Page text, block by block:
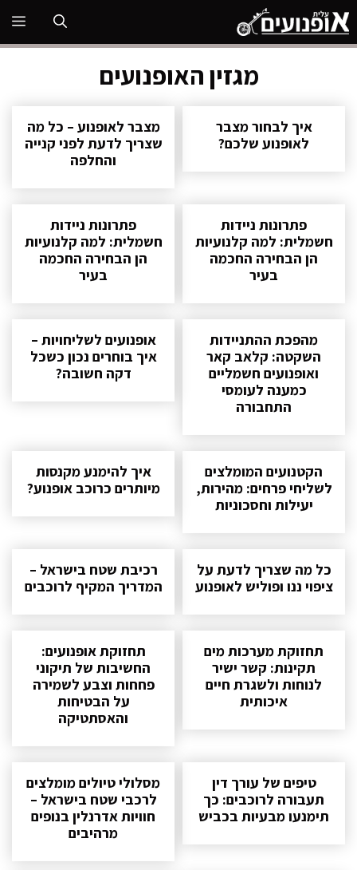
לדלג
לתוכן
מגזין האופנועים
איך לבחור מצבר
לאופנוע שלכם?
מצבר לאופנוע – כל מה
שצריך לדעת לפני קנייה
והחלפה
פתרונות ניידות
חשמלית: למה קלנועיות
הן הבחירה החכמה
בעיר
פתרונות ניידות
חשמלית: למה קלנועיות
הן הבחירה החכמה
בעיר
מהפכת ההתניידות
השקטה: קלאב קאר
ואופנועים חשמליים
כמענה לעומסי
התחבורה
אופנועים לשליחויות –
איך בוחרים נכון כשכל
דקה חשובה?
הקטנועים המומלצים
לשליחי פרחים: מהירות,
יעילות וחסכוניות
איך להימנע מקנסות
מיותרים כרוכב אופנוע?
כל מה שצריך לדעת על
ציפוי ננו ופוליש לאופנוע
רכיבת שטח בישראל –
המדריך המקיף לרוכבים
תחזוקת מערכות מים
תקינות: קשר ישיר
לנוחות ולשגרת חיים
איכותית
תחזוקת אופנועים:
החשיבות של תיקוני
פחחות וצבע לשמירה
על הבטיחות
והאסתטיקה
טיפים של עורך דין
תעבורה לרוכבים: כך
תימנעו מבעיות בכביש
מסלולי טיולים מומלצים
לרכבי שטח בישראל –
חוויות אדרנלין בנופים
מרהיבים